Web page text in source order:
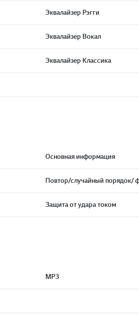
Эквалайзер Рэгги
Эквалайзер Вокал
Эквалайзер Классика
Основная информация
Повтор/случайный порядок/
Защита от удара током
MP3